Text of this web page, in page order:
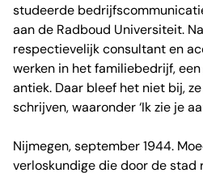
studeerde
aan de Radboud Universiteit.
respectievelijk consultant en
werken in het familiebedrijf,
antiek. Daar bleef het niet bij,
schrijven, waaronder ‘Ik zie je
Nijmegen, september 1944.
verloskundige die door de stad